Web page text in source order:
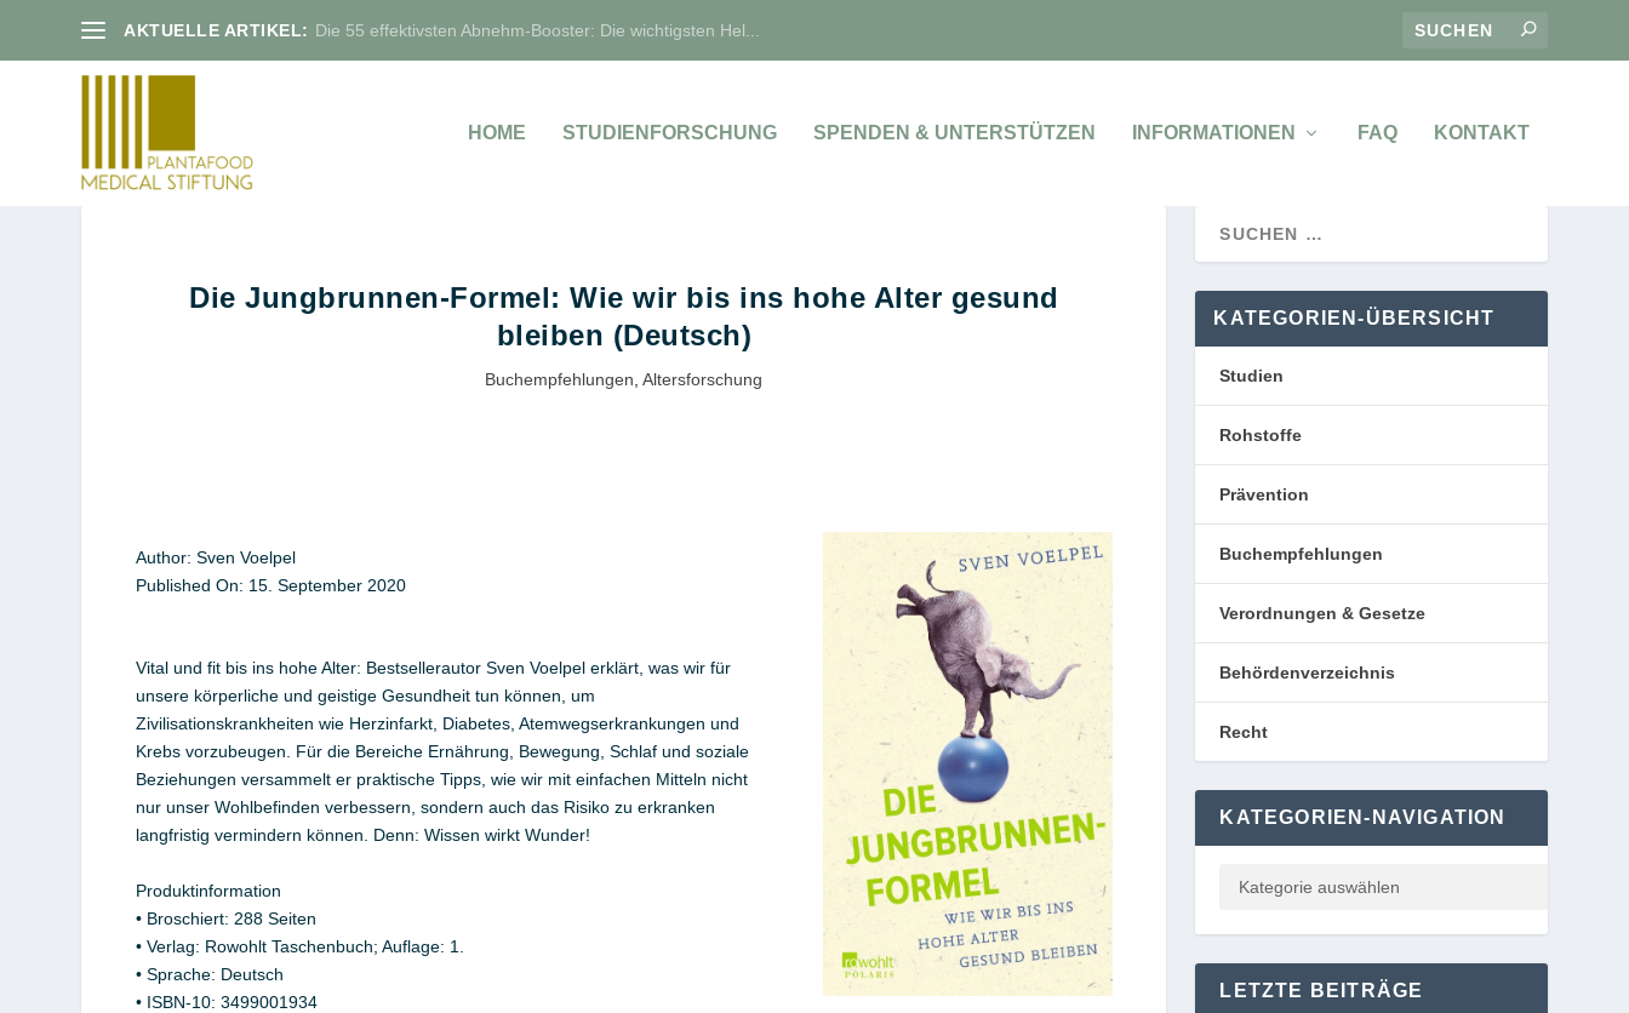
AKTUELLE ARTIKEL: Die 55 effektivsten Abnehm-Booster: Die wichtigsten Hel...
HOME STUDIENFORSCHUNG SPENDEN & UNTERSTÜTZEN INFORMATIONEN FAQ KONTAKT
Die Jungbrunnen-Formel: Wie wir bis ins hohe Alter gesund
bleiben (Deutsch)
Buchempfehlungen ,Altersforschung
Author: Sven Voelpel
Published On: 15. September 2020
Vital und fit bis ins hohe Alter: Bestsellerautor Sven Voelpel erklärt, was wir für
unsere körperliche und geistige Gesundheit tun können, um
Zivilisationskrankheiten wie Herzinfarkt, Diabetes, Atemwegserkrankungen und
Krebs vorzubeugen. Für die Bereiche Ernährung, Bewegung, Schlaf und soziale
Beziehungen versammelt er praktische Tipps, wie wir mit einfachen Mitteln nicht
nur unser Wohlbefinden verbessern, sondern auch das Risiko zu erkranken
langfristig vermindern können. Denn: Wissen wirkt Wunder!
Produktinformation
• Broschiert: 288 Seiten
• Verlag: Rowohlt Taschenbuch; Auflage: 1.
• Sprache: Deutsch
• ISBN-10: 3499001934
KATEGORIEN-ÜBERSICHT
Studien
Rohstoffe
Prävention
Buchempfehlungen
Verordnungen & Gesetze
Behördenverzeichnis
Recht
KATEGORIEN-NAVIGATION
LETZTE BEITRÄGE